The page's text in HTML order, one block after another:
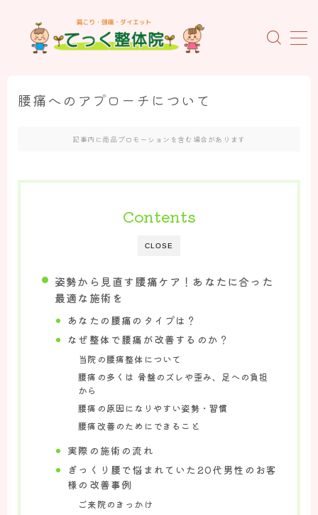
MENU
ホーム
当院について
施術料金のご案内
よくあるご質問
お知らせ
頭痛へのアプローチについて
ダイエットへのアプローチについて
腰痛へのアプローチについて
肩痛・肩こりへのアプローチについて
腰痛へのアプローチについて
記事内に商品プロモーションを含む場合があります
CLOSE
Contents
姿勢から見直す腰痛ケア！あなたに合った
最適な施術を
あなたの腰痛のタイプは？
なぜ整体で腰痛が改善するのか？
当院の腰痛整体について
腰痛の多くは 骨盤のズレや歪み、足への負担
から
腰痛の原因になりやすい姿勢・習慣
腰痛改善のためにできること
実際の施術の流れ
ぎっくり腰で悩まれていた20代男性のお客
様の改善事例
ご来院のきっかけ